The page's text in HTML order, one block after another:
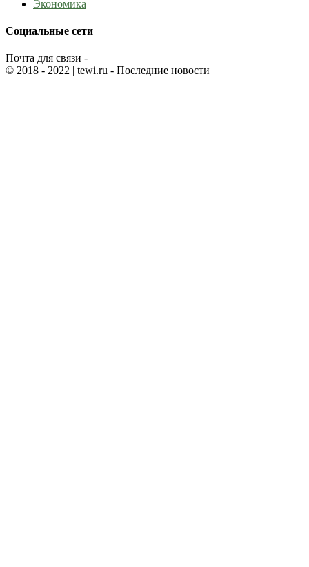
Экономика
Социальные сети
Почта для связи -
© 2018 - 2022 | tewi.ru - Последние новости